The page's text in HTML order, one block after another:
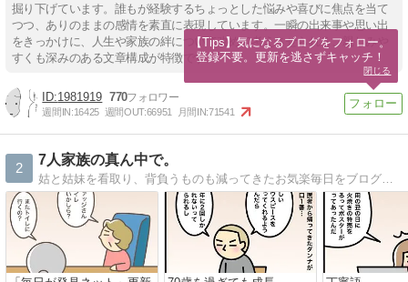
掘り下げています。誰もが経験するちょっとした悩みや喜びに焦点を当て
つつ、ありのままの感情を素直に表現しています。一瞬の出来事や思い出
をきっかけに、人生や家族の絆について改めて考えさせられる、親しみや
すくも深みのある文章構成が特徴です。
1981919 770
週間IN:16425 週間OUT:66951 月間IN:71541
2
7人家族の真ん中で。
姑と姑妹を看取り、背負うものも減ってきたお気楽毎日をブログで更新。心に描いた夫婦の未来予想図は思ったとおりにかなえられていくのか…？
【Tips】気になるブログをフォロー。
登録不要。更新を逃さずキャッチ！
閉じる